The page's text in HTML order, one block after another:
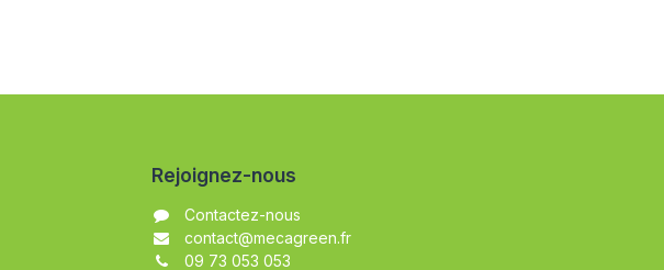
Rejoignez-nous
Contactez-nous
contact@mecagreen.fr
09 73 053 053